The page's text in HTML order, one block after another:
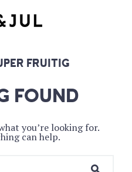
& CATERING
FRUITIG
FOUND
you’re looking for.
can help.